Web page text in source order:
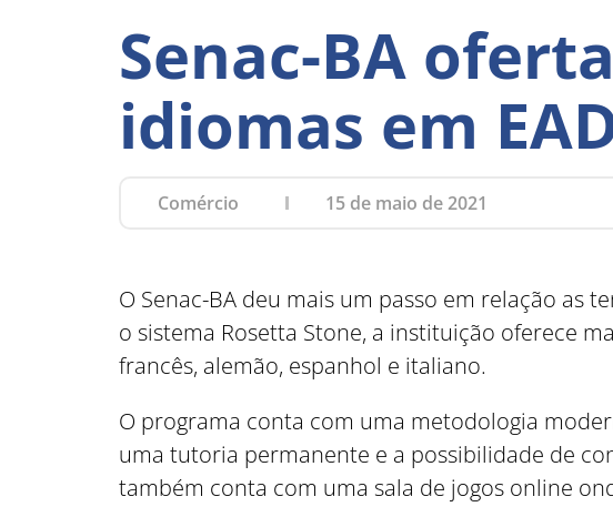
Senac-BA
idiomas em
Comércio 15 de maio de 2021
O Senac-BA deu mais um passo em relação as
o sistema Rosetta Stone, a instituição oferece
francês, alemão, espanhol e italiano.
O programa conta com uma metodologia
uma tutoria permanente e a possibilidade de
também conta com uma sala de jogos online